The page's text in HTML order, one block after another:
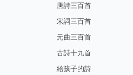
唐詩三百首
宋詞三百首
元曲三百首
古詩十九首
給孩子的詩